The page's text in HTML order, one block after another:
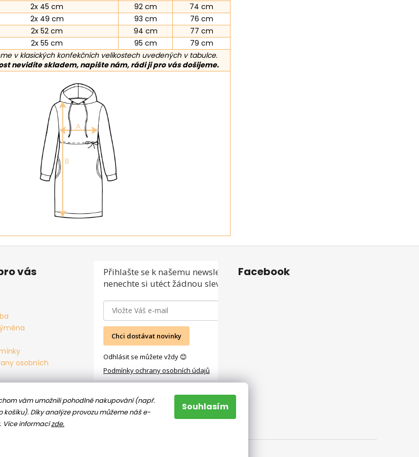
vám umožnili pohodlné nakupování (např.
košíku). Díky analýze provozu můžeme náš e-
Více informacízde.
Souhlasím
2x 45 cm 92 cm
74 cm
2x 49 cm 93 cm
76 cm
2x 52 cm 94 cm
77 cm
2x 55 cm 95 cm
79 cm
v klasických konfekčních velikostech uvedených v tabulce.
nevidíte skladem, napište nám, rádi ji pro vás došijeme.
vás
osobních
Přihlašte se k našemu newsletteru a
nenechte si utéct žádnou slevu ani akci!
Chci dostávat novinky
Odhlásit se můžete vždy 😊
Podmínky ochrany osobních údajů
Facebook